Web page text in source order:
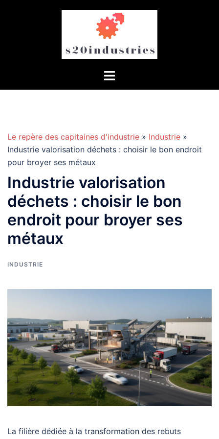
Le repère des capitaines d'industrie » Industrie »
Industrie valorisation déchets : choisir le bon endroit
pour broyer ses métaux
Industrie valorisation
déchets : choisir le bon
endroit pour broyer ses
métaux
INDUSTRIE
La filière dédiée à la transformation des rebuts